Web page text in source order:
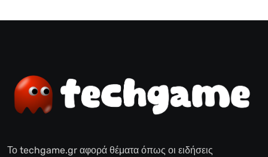
Το techgame.gr αφορά θέματα όπως οι ειδήσεις